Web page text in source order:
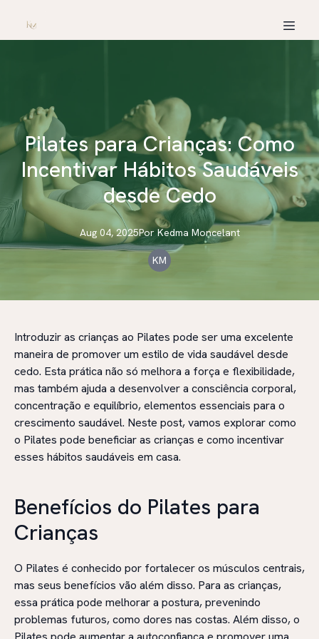
Pilates para Crianças: Como
Incentivar Hábitos Saudáveis
desde Cedo
Aug 04, 2025Por Kedma Moncelant
KM
Introduzir as crianças ao Pilates pode ser uma excelente
maneira de promover um estilo de vida saudável desde
cedo. Esta prática não só melhora a força e flexibilidade,
mas também ajuda a desenvolver a consciência corporal,
concentração e equilíbrio, elementos essenciais para o
crescimento saudável. Neste post, vamos explorar como
o Pilates pode beneficiar as crianças e como incentivar
esses hábitos saudáveis em casa.
Benefícios do Pilates para
Crianças
O Pilates é conhecido por fortalecer os músculos centrais,
mas seus benefícios vão além disso. Para as crianças,
essa prática pode melhorar a postura, prevenindo
problemas futuros, como dores nas costas. Além disso, o